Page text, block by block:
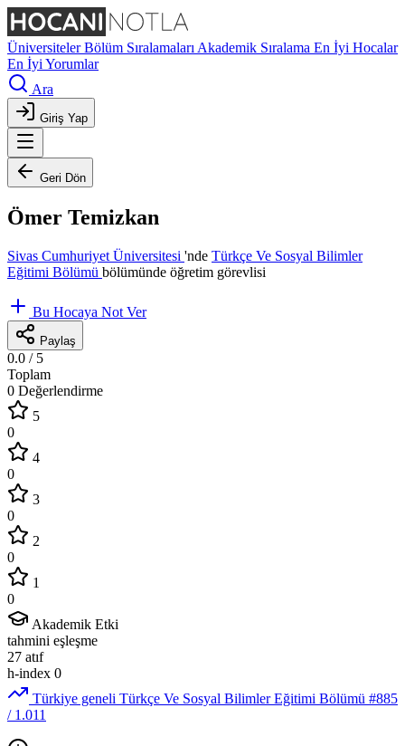
ÜniversitelerBölüm Sıralamaları Akademik Sıralama En İyi Hocalar
En İyi Yorumlar
Ara
Giriş Yap
Geri Dön
Ömer Temizkan
Sivas Cumhuriyet Üniversitesi 'nde Türkçe Ve Sosyal Bilimler
Eğitimi Bölümü bölümünde öğretim görevlisi
Bu Hocaya Not Ver
Paylaş
0.0 / 5
Toplam
0 Değerlendirme
5
0
4
0
3
0
2
0
1
0
Akademik Etki
tahmini eşleşme
27 atıf
h-index 0
Türkiye geneli Türkçe Ve Sosyal Bilimler Eğitimi Bölümü #885
/ 1.011